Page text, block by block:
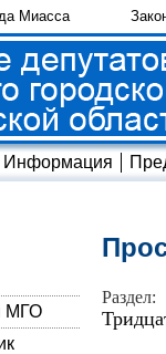
Миасса
Информация
МГО
Раздел: